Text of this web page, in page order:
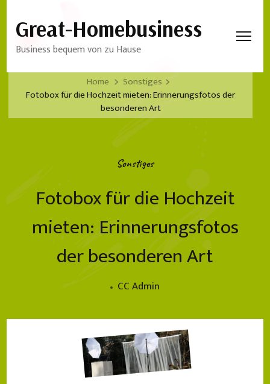
Great-Homebusiness
Business bequem von zu Hause
Home
Sonstiges
Fotobox für die Hochzeit mieten: Erinnerungsfotos der
besonderen Art
Sonstiges
Fotobox für die Hochzeit
mieten: Erinnerungsfotos
der besonderen Art
CC Admin